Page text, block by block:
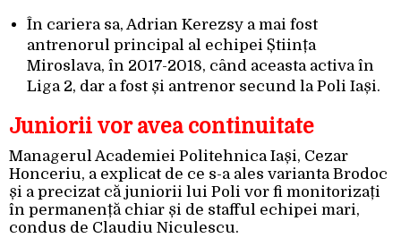
În cariera sa, Adrian Kerezsy a mai fost
antrenorul principal al echipei Știința
Miroslava, în 2017-2018, când aceasta activa în
Liga 2, dar a fost și antrenor secund la Poli Iași.
Juniorii vor avea continuitate
Managerul Academiei Politehnica Iași, Cezar
Honceriu, a explicat de ce s-a ales varianta Brodoc
și a precizat că juniorii lui Poli vor fi monitorizați
în permanență chiar și de stafful echipei mari,
condus de Claudiu Niculescu.